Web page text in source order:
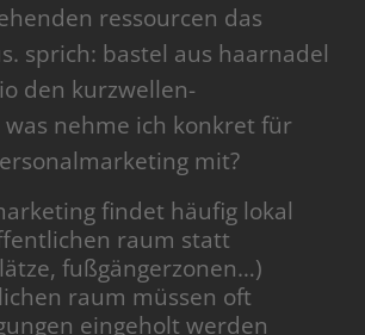
ressourcen das
sprich: bastel aus haarnadel
den kurzwellen-
nehme ich konkret für
mit?
findet häufig lokal
raum statt
fußgängerzonen…)
raum müssen oft
eingeholt werden